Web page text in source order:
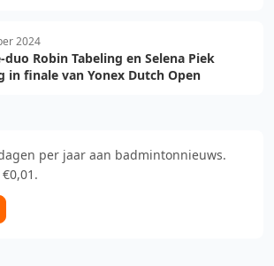
2024
duo Robin Tabeling en Selena Piek
in finale van Yonex Dutch Open
per jaar aan badmintonnieuws.